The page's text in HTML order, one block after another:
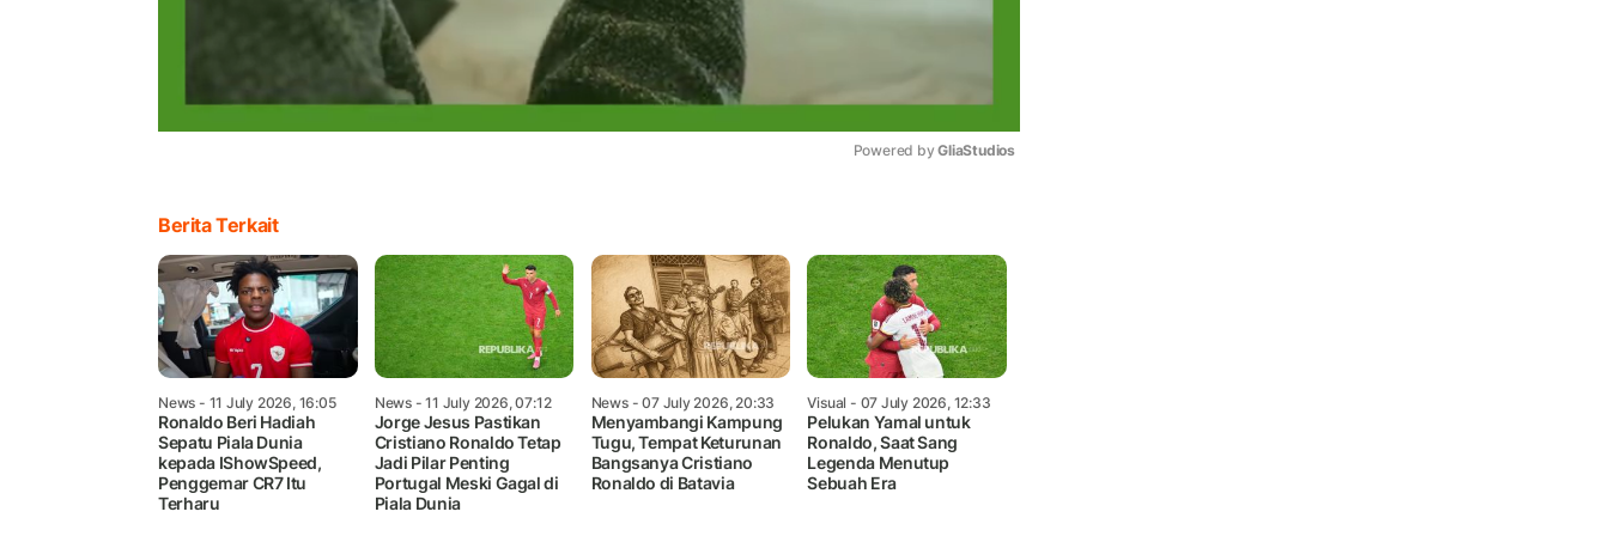
Powered by GliaStudios
Berita Terkait
News - 11 July 2026, 16:05
Ronaldo Beri Hadiah
Sepatu Piala Dunia
kepada IShowSpeed,
Penggemar CR7 Itu
Terharu
News- 11 July 2026, 07:12
Jorge Jesus Pastikan
Cristiano Ronaldo Tetap
Jadi Pilar Penting
Portugal Meski Gagal di
Piala Dunia
News- 07 July 2026, 20:33
Menyambangi Kampung
Tugu, Tempat Keturunan
Bangsanya Cristiano
Ronaldo di Batavia
Visual - 07 July 2026, 12:33
Pelukan Yamal untuk
Ronaldo, Saat Sang
Legenda Menutup
Sebuah Era